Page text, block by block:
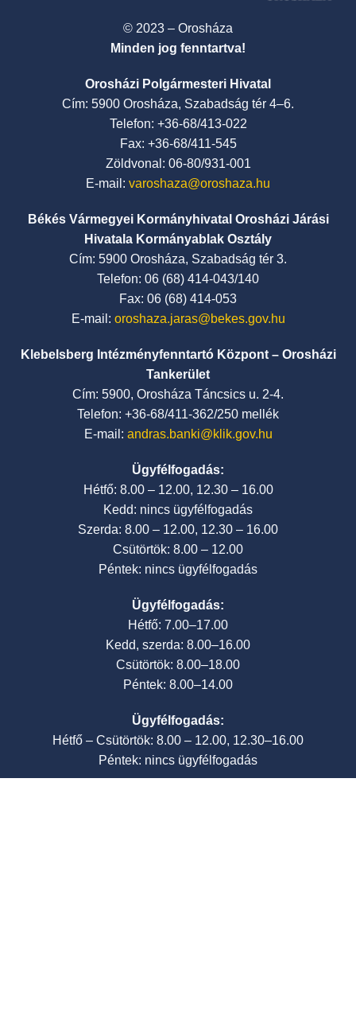
© 2023 – Orosháza
Minden jog fenntartva!
Orosházi Polgármesteri Hivatal
Cím: 5900 Orosháza, Szabadság tér 4–6.
Telefon: +36-68/413-022
Fax: +36-68/411-545
Zöldvonal: 06-80/931-001
E-mail: varoshaza@oroshaza.hu
Békés Vármegyei Kormányhivatal Orosházi Járási
Hivatala Kormányablak Osztály
Cím: 5900 Orosháza, Szabadság tér 3.
Telefon: 06 (68) 414-043/140
Fax: 06 (68) 414-053
E-mail: oroshaza.jaras@bekes.gov.hu
Klebelsberg Intézményfenntartó Központ – Orosházi
Tankerület
Cím: 5900, Orosháza Táncsics u. 2-4.
Telefon: +36-68/411-362/250 mellék
E-mail: andras.banki@klik.gov.hu
Ügyfélfogadás:
Hétfő: 8.00 – 12.00, 12.30 – 16.00
Kedd: nincs ügyfélfogadás
Szerda: 8.00 – 12.00, 12.30 – 16.00
Csütörtök: 8.00 – 12.00
Péntek: nincs ügyfélfogadás
Ügyfélfogadás:
Hétfő: 7.00–17.00
Kedd, szerda: 8.00–16.00
Csütörtök: 8.00–18.00
Péntek: 8.00–14.00
Ügyfélfogadás:
Hétfő – Csütörtök: 8.00 – 12.00, 12.30–16.00
Péntek: nincs ügyfélfogadás